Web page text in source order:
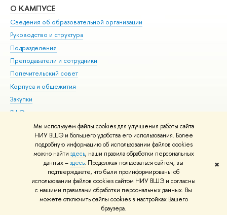
Мы используем файлы cookies для улучшения работы сайта
НИУ ВШЭ и большего удобства его использования. Более
подробную информацию об использовании файлов cookies
можно найти здесь, наши правила обработки персональных
данных –здесь. Продолжая пользоваться сайтом, вы
подтверждаете, что были проинформированы об
использовании файлов cookies сайтом НИУ ВШЭ и согласны
с нашими правилами обработки персональных данных. Вы
можете отключить файлы cookies в настройках Вашего
браузера.
✖
О КАМПУСЕ
Сведения об образовательной организации
Руководство и структура
Подразделения
Преподаватели и сотрудники
Попечительский совет
Корпуса и общежития
Закупки
ВШЭ для студентов с ограниченными возможностями
здоровья и инвалидностью
Версия для слабовидящих
Единая платежная страница
© НИУ ВШЭ 1993–2026 Адреса и контакты Условия использования
материалов Политика конфиденциальности Карта сайта
Шрифты HSE Sans и HSE Slab разработаны вШколе дизайна НИУ ВШЭ